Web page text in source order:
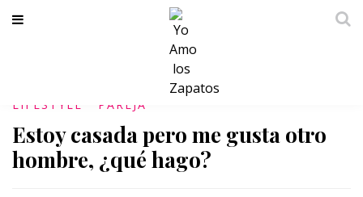
LIFESTYLE PAREJA
Estoy casada pero me gusta otro
hombre, ¿qué hago?